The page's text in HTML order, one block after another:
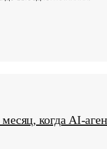
когда AI-